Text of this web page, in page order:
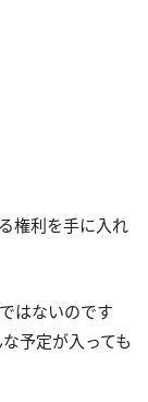
権利を手に入れ
はないのです
予定が入っても